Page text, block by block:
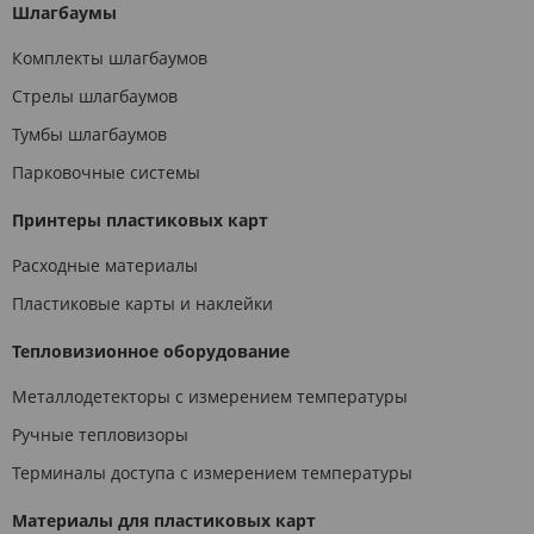
Шлагбаумы
Комплекты шлагбаумов
Стрелы шлагбаумов
Тумбы шлагбаумов
Парковочные системы
Принтеры пластиковых карт
Расходные материалы
Пластиковые карты и наклейки
Тепловизионное оборудование
Металлодетекторы с измерением температуры
Ручные тепловизоры
Терминалы доступа с измерением температуры
Материалы для пластиковых карт